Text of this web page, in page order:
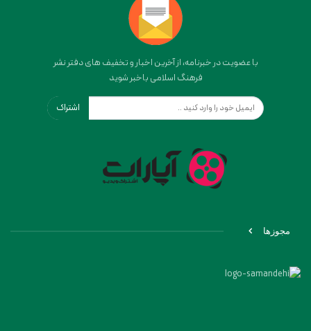
با عضویت در خبرنامه، از آخرین اخبار و تخفیف های دفتر نشر
فرهنگ اسلامی باخبر شوید
اشتراک
مجوزها